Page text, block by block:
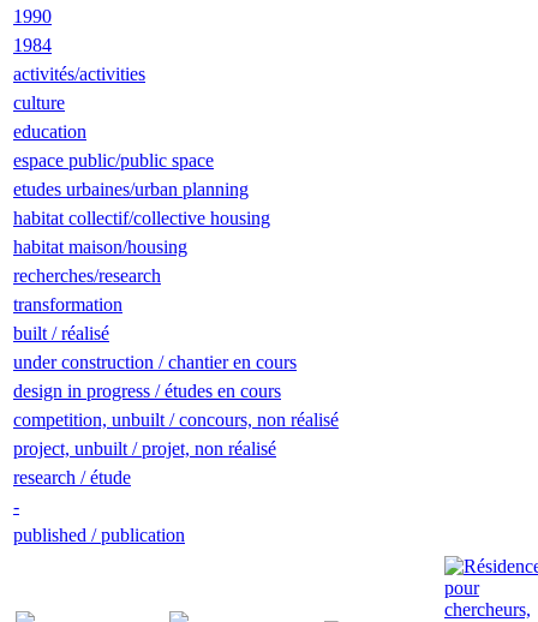
1990
1984
activités/activities
culture
education
espace public/public space
etudes urbaines/urban planning
habitat collectif/collective housing
habitat maison/housing
recherches/research
transformation
built / réalisé
under construction / chantier en cours
design in progress / études en cours
competition, unbuilt / concours, non réalisé
project, unbuilt / projet, non réalisé
research / étude
-
published / publication